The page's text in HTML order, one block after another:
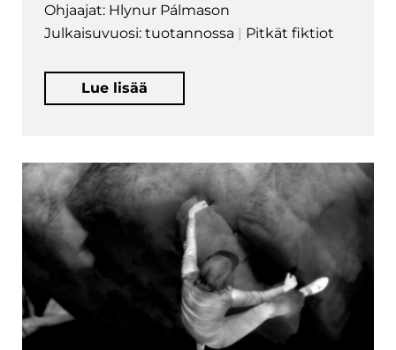
Ohjaajat: Hlynur Pálmason
Julkaisuvuosi: tuotannossa
Pitkät fiktiot
Lue lisää